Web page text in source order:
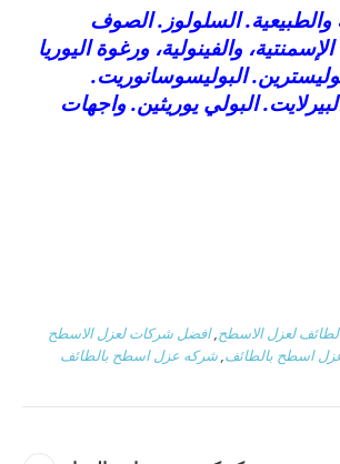
والطبيعية. السلولوز. الصوف
والفينولية، ورغوة اليوريا
البوليسوسانوريت.
البولي يوريثين. واجهات
لعزل الاسطح,افضل شركات لعزل الاسطح
اسطح بالطائف,شركه عزل اسطح بالطائف